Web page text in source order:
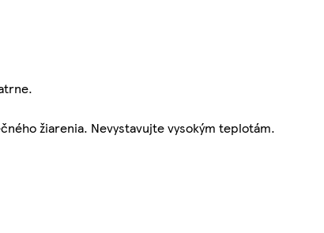
žiarenia. Nevystavujte vysokým teplotám.